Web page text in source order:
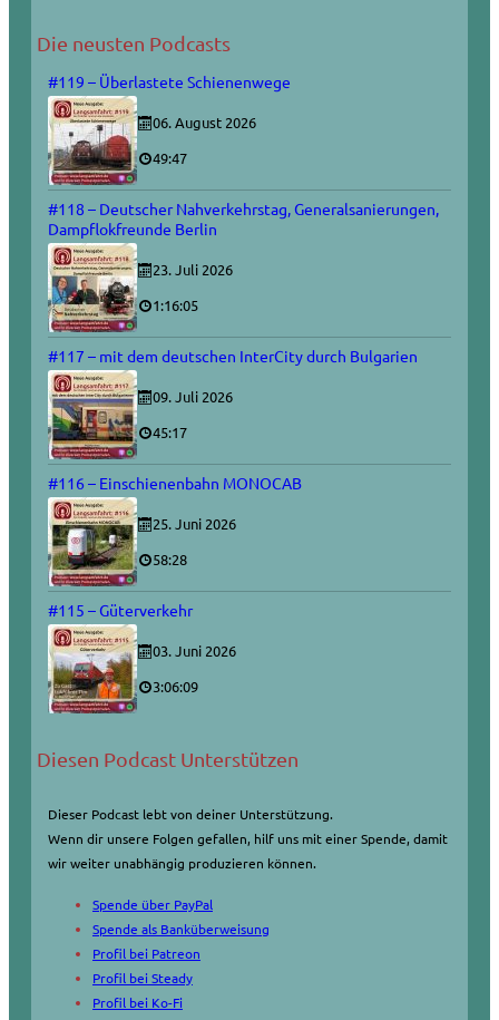
Die neusten Podcasts
#119 – Überlastete Schienenwege
06. August 2026
49:47
#118 – Deutscher Nahverkehrstag, Generalsanierungen,
Dampflokfreunde Berlin
23. Juli 2026
1:16:05
#117 – mit dem deutschen InterCity durch Bulgarien
09. Juli 2026
45:17
#116 – Einschienenbahn MONOCAB
25. Juni 2026
58:28
#115 – Güterverkehr
03. Juni 2026
3:06:09
Diesen Podcast Unterstützen
Dieser Podcast lebt von deiner Unterstützung.
Wenn dir unsere Folgen gefallen, hilf uns mit einer Spende, damit
wir weiter unabhängig produzieren können.
Spende über PayPal
Spende als Banküberweisung
Profil bei Patreon
Profil bei Steady
Profil bei Ko-Fi